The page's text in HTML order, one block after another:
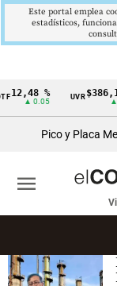
Cintillo
económicos
Colombia
12,48 %
▲ 0.05
UVR
▲
Pico y Placa
menu
Este portal emplea
estadísticos,